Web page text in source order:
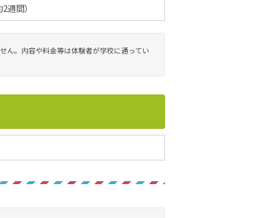
間）
ん。内容や料金等は体験者が学校に通ってい